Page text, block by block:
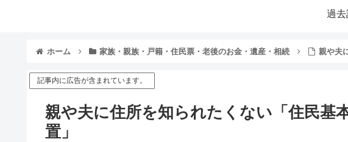
過去
ホーム 家族・親族・戸籍・住民票・老後のお金・遺産・相続 親や夫
記事内に広告が含まれています。
親や夫に住所を知られたくない「住民基
置」